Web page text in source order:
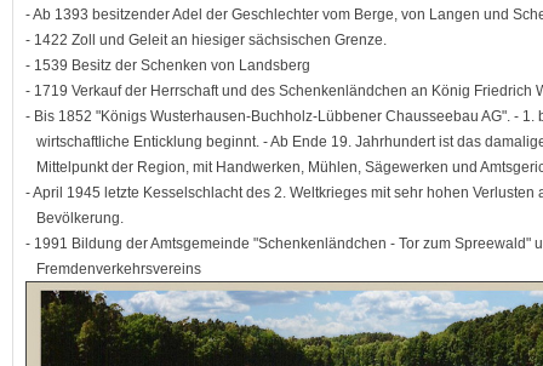
- Ab 1393 besitzender Adel der Geschlechter vom Berge, von Langen und
- 1422 Zoll und Geleit an hiesiger sächsischen Grenze.
- 1539 Besitz der Schenken von Landsberg
- 1719 Verkauf der Herrschaft und des Schenkenländchen an König Friedrich
- Bis 1852 "Königs Wusterhausen-Buchholz-Lübbener Chausseebau AG". -
wirtschaftliche Enticklung beginnt. - Ab Ende 19. Jahrhundert ist das
Mittelpunkt der Region, mit Handwerken, Mühlen, Sägewerken und
- April 1945 letzte Kesselschlacht des 2. Weltkrieges mit sehr hohen
Bevölkerung.
- 1991 Bildung der Amtsgemeinde "Schenkenländchen - Tor zum
Fremdenverkehrsvereins